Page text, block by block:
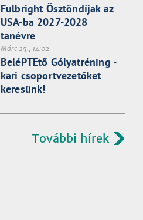
Fulbright Ösztöndíjak az
USA-ba 2027-2028
tanévre
Márc 25., 14:02
BeléPTEtő Gólyatréning -
kari csoportvezetőket
keresünk!
További hírek